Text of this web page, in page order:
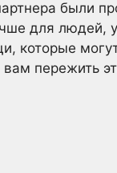
были
для людей,
которые
пережить